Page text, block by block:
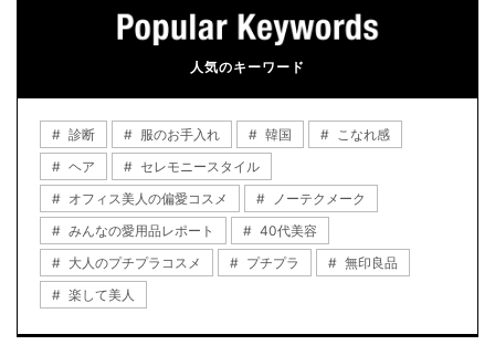
人気のキーワード
診断 服のお手入れ 韓国
こなれ感
ヘア
セレモニースタイル
オフィス美人の偏愛コスメ
ノーテクメーク
みんなの愛用品レポート
40代美容
大人のプチプラコスメ
プチプラ
無印良品
楽して美人